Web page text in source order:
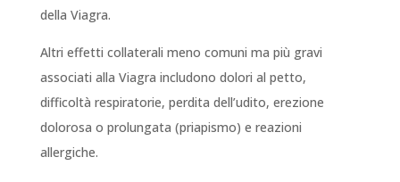
della Viagra.
Altri effetti collaterali meno comuni ma più gravi
associati alla Viagra includono dolori al petto,
difficoltà respiratorie, perdita dell’udito, erezione
dolorosa o prolungata (priapismo) e reazioni
allergiche.